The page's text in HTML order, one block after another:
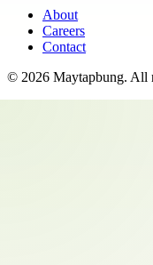
About
Careers
Contact
© 2026 Maytapbung. All